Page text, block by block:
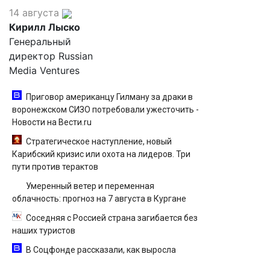
14 августа
Кирилл Лыско
Генеральный
директор Russian
Media Ventures
Приговор американцу Гилману за драки в
воронежском СИЗО потребовали ужесточить -
Новости на Вести.ru
Стратегическое наступление, новый
Карибский кризис или охота на лидеров. Три
пути против терактов
Умеренный ветер и переменная
облачность: прогноз на 7 августа в Кургане
Соседняя с Россией страна загибается без
наших туристов
В Соцфонде рассказали, как выросла